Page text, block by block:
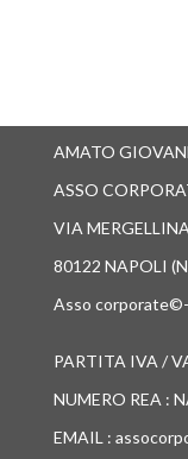
AMATO
ASSO
VIA
80122 NAPOLI
Asso
PARTITA IVA /
NUMERO REA :
EMAIL :